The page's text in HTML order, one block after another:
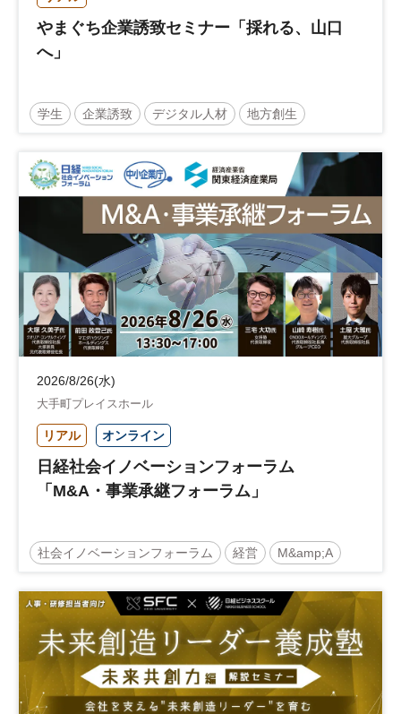
やまぐち企業誘致セミナー「採れる、山口
へ」
学生 企業誘致 デジタル人材 地方創生
地域活性化 自治体
2026/8/26(水)
大手町プレイスホール
リアル オンライン
日経社会イノベーションフォーラム
「M&A・事業承継フォーラム」
社会イノベーションフォーラム 経営 M&amp;A
事業承継 中堅中小企業
日経社会イノベーションフォーラム 参加無料